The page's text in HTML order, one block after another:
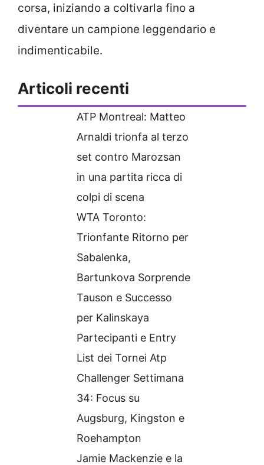
corsa, iniziando a coltivarla fino a
diventare un campione leggendario e
indimenticabile.
Articoli recenti
ATP Montreal: Matteo
Arnaldi trionfa al terzo
set contro Marozsan
in una partita ricca di
colpi di scena
WTA Toronto:
Trionfante Ritorno per
Sabalenka,
Bartunkova Sorprende
Tauson e Successo
per Kalinskaya
Partecipanti e Entry
List dei Tornei Atp
Challenger Settimana
34: Focus su
Augsburg, Kingston e
Roehampton
Jamie Mackenzie e la